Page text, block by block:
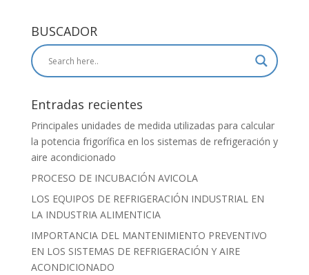
BUSCADOR
Entradas recientes
Principales unidades de medida utilizadas para calcular
la potencia frigorífica en los sistemas de refrigeración y
aire acondicionado
PROCESO DE INCUBACIÓN AVICOLA
LOS EQUIPOS DE REFRIGERACIÓN INDUSTRIAL EN
LA INDUSTRIA ALIMENTICIA
IMPORTANCIA DEL MANTENIMIENTO PREVENTIVO
EN LOS SISTEMAS DE REFRIGERACIÓN Y AIRE
ACONDICIONADO